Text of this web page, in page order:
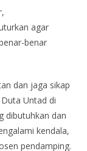
agar
benar
dan jaga sikap
Untad di
dibutuhkan dan
kendala,
pendamping.